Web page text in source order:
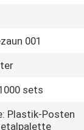
001
sets
Plastik-Posten